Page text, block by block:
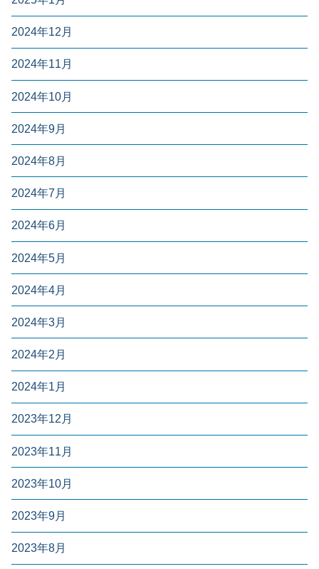
2024年12月
2024年11月
2024年10月
2024年9月
2024年8月
2024年7月
2024年6月
2024年5月
2024年4月
2024年3月
2024年2月
2024年1月
2023年12月
2023年11月
2023年10月
2023年9月
2023年8月